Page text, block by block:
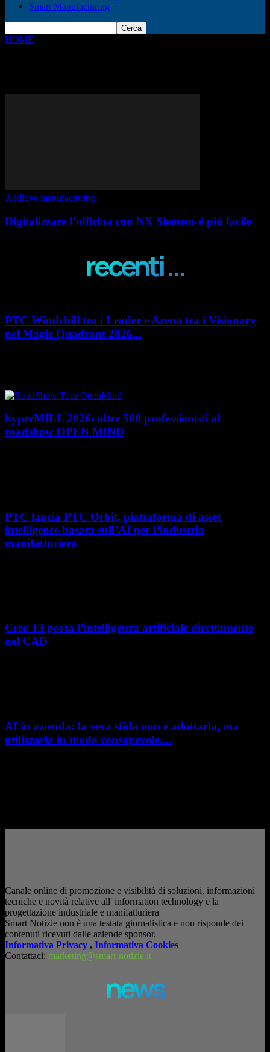
Smart Manufacturing
HOME
Additive manufacturing
Digitalizzare l’officina con NX Siemens è più facile
recenti ...
PTC Windchill tra i Leader e Arena tra i Visionary
nel Magic Quadrant 2026...
hyperMILL 2026: oltre 500 professionisti al
roadshow OPEN MIND
PTC lancia PTC Orbit, piattaforma di asset
intelligence basata sull’AI per l’industria
manifatturiera
Creo 13 porta l’intelligenza artificiale direttamente
nel CAD
AI in azienda: la vera sfida non è adottarla, ma
utilizzarla in modo consapevole....
Canale online di promozione e visibilità di soluzioni, informazioni
tecniche e novità relative all' information technology e la
progettazione industriale e manifatturiera
Smart Notizie non è una testata giornalistica e non risponde dei
contenuti ricevuti dalle aziende sponsor.
Informativa Privacy , Informativa Cookies
Contattaci: marketing@smart-notizie.it
news